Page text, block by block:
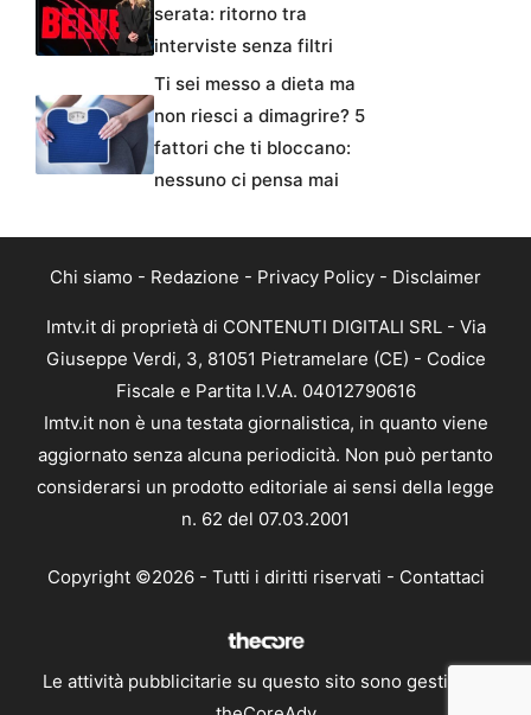
serata: ritorno tra
interviste senza filtri
Ti sei messo a dieta ma
non riesci a dimagrire? 5
fattori che ti bloccano:
nessuno ci pensa mai
Chi siamo - Redazione - Privacy Policy - Disclaimer
Imtv.it di proprietà di CONTENUTI DIGITALI SRL - Via
Giuseppe Verdi, 3, 81051 Pietramelare (CE) - Codice
Fiscale e Partita I.V.A. 04012790616
Imtv.it non è una testata giornalistica, in quanto viene
aggiornato senza alcuna periodicità. Non può pertanto
considerarsi un prodotto editoriale ai sensi della legge
n. 62 del 07.03.2001
Copyright ©2026 - Tutti i diritti riservati - Contattaci
Le attività pubblicitarie su questo sito sono gestite da